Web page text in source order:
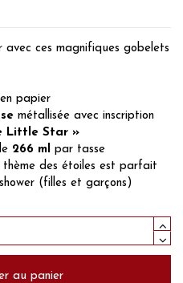
avec ces magnifiques gobelets
papier
métallisée avec inscription
Little Star »
266 ml par tasse
thème des étoiles est parfait
(filles et garçons)
au panier